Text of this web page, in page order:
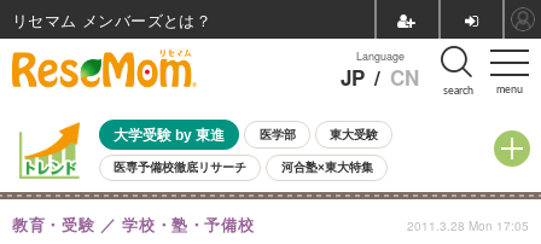
menu
Language
JP / CN search
大学受験 by 東進 医学部 東大受験
医専予備校徹底リサーチ 河合塾×東大特集
親子で考える大学選び 高校受験 中学受験 小学校受験
共通テスト 夏休み 8月開催学校説明会・相談会
教育・受験 学校・塾・予備校 2011.3.28 Mon 17:05
リセマム メンバーズ